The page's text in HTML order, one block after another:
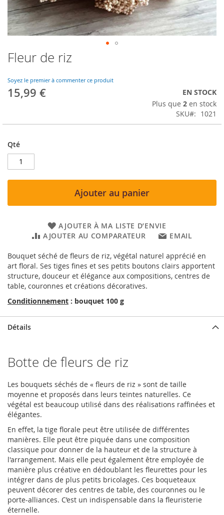
Skip
to
beginning
of
gallery
Fleur de riz
Soyez le premier à commenter ce produit
15,99 €
EN STOCK
Plus que 2 en stock
SKU
1021
Qté
Ajouter au panier
AJOUTER À MA LISTE D’ENVIE
AJOUTER AU COMPARATEUR
EMAIL
Bouquet séché de fleurs de riz, végétal naturel apprécié en
art floral. Ses tiges fines et ses petits boutons clairs apportent
structure, douceur et élégance aux compositions, centres de
table, couronnes et créations décoratives.
Conditionnement : bouquet 100 g
Détails
Botte de fleurs de riz
Les bouquets séchés de « fleurs de riz » sont de taille
moyenne et proposés dans leurs teintes naturelles. Ce
végétal est beaucoup utilisé dans des réalisations raffinées et
élégantes.
En effet, la tige florale peut être utilisée de différentes
manières. Elle peut être piquée dans une composition
classique pour donner de la hauteur et de la structure à
l'arrangement. Mais elle peut également être employée de
manière plus créative en dédoublant les fleurettes pour les
intégrer dans de plus petits bricolages. Ces boqueteaux
peuvent décorer des centres de table, des couronnes ou le
porte-alliances. C’est un indispensable dans la fleuristerie
éternelle.